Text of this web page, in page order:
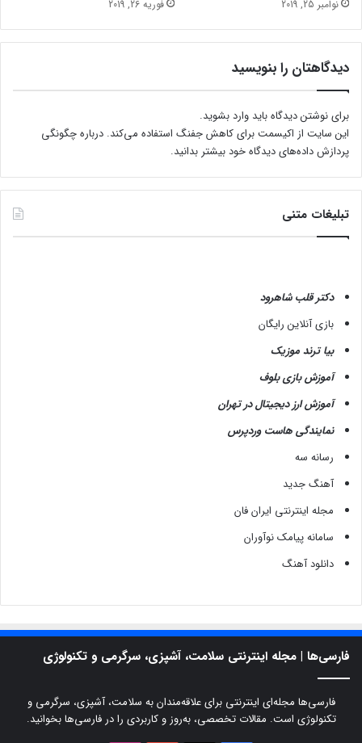
ش
ز
خ
ا
گ
ی
ب
ر
ا
ی
ی
نوامبر 25, 2019 فوریه 26, 2019
دیدگاهتان را بنویسید
برای نوشتن دیدگاه باید وارد بشوید.
این سایت از اکیسمت برای کاهش جفنگ استفاده می‌کند. درباره چگونگی
پردازش داده‌های دیدگاه خود بیشتر بدانید.
تبلیغات متنی
دکتر قلب شاهرود
بازی آنلاین رایگان
بیا ترند موزیک
آموزش بازی بلوف
آموزش ارز دیجیتال در تهران
نمایندگی هاست وردپرس
رسانه سه
آهنگ جدید
مجله اینترنتی ایران فان
سامانه پیامک نوآوران
دانلود آهنگ
فارسی‌ها | مجله اینترنتی سلامت، آشپزی، سرگرمی و تکنولوژی
فارسی‌ها مجله‌ای اینترنتی برای علاقه‌مندان به سلامت، آشپزی، سرگرمی و
تکنولوژی است. مقالات تخصصی، به‌روز و کاربردی را در فارسی‌ها بخوانید.